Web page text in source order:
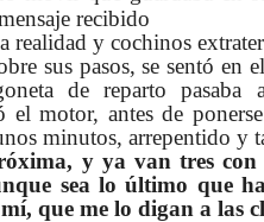
recibido
realidad y cochinos
sus pasos, se sentó en
de reparto
el motor, antes de
minutos, arrepentido y
y ya van tres
sea lo último que
que me lo digan a las